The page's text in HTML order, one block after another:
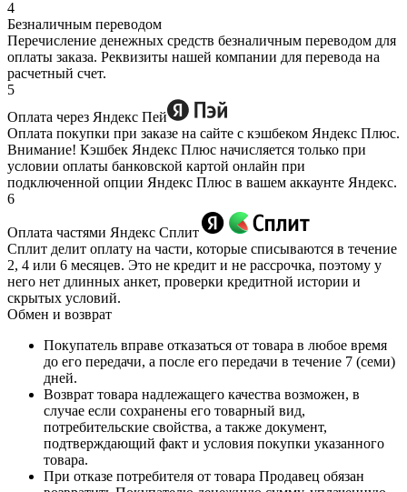
4
Безналичным переводом
Перечисление денежных средств безналичным переводом для
оплаты заказа. Реквизиты нашей компании для перевода на
расчетный счет.
5
Оплата через Яндекс Пей
Оплата покупки при заказе на сайте с кэшбеком Яндекс Плюс.
Внимание! Кэшбек Яндекс Плюс начисляется только при
условии оплаты банковской картой онлайн при
подключенной опции Яндекс Плюс в вашем аккаунте Яндекс.
6
Оплата частями Яндекс Сплит
Сплит делит оплату на части, которые списываются в течение
2, 4 или 6 месяцев. Это не кредит и не рассрочка, поэтому у
него нет длинных анкет, проверки кредитной истории и
скрытых условий.
Обмен и возврат
Покупатель вправе отказаться от товара в любое время
до его передачи, а после его передачи в течение 7 (семи)
дней.
Возврат товара надлежащего качества возможен, в
случае если сохранены его товарный вид,
потребительские свойства, а также документ,
подтверждающий факт и условия покупки указанного
товара.
При отказе потребителя от товара Продавец обязан